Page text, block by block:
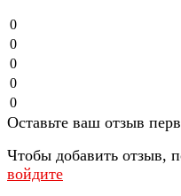
0
0
0
0
0
Оставьте ваш отзыв
Чтобы добавить отзыв,
войдите